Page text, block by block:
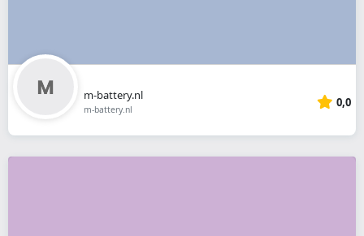
m-battery.nl
m-battery.nl 0,0